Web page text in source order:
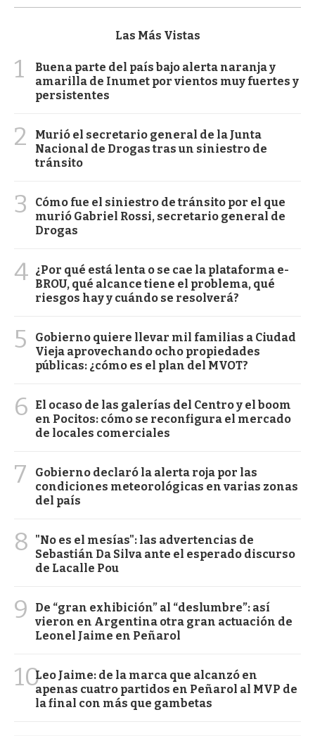
Las Más Vistas
1
Buena parte del país bajo alerta naranja y
amarilla de Inumet por vientos muy fuertes y
persistentes
2
Murió el secretario general de la Junta
Nacional de Drogas tras un siniestro de
tránsito
3
Cómo fue el siniestro de tránsito por el que
murió Gabriel Rossi, secretario general de
Drogas
4 ¿Por qué está lenta o se cae la plataforma e-
BROU, qué alcance tiene el problema, qué
riesgos hay y cuándo se resolverá?
5
Gobierno quiere llevar mil familias a Ciudad
Vieja aprovechando ocho propiedades
públicas: ¿cómo es el plan del MVOT?
6
El ocaso de las galerías del Centro y el boom
en Pocitos: cómo se reconfigura el mercado
de locales comerciales
7
Gobierno declaró la alerta roja por las
condiciones meteorológicas en varias zonas
del país
8
"No es el mesías": las advertencias de
Sebastián Da Silva ante el esperado discurso
de Lacalle Pou
9
De “gran exhibición” al “deslumbre”: así
vieron en Argentina otra gran actuación de
Leonel Jaime en Peñarol
10Leo Jaime: de la marca que alcanzó en
apenas cuatro partidos en Peñarol al MVP de
la final con más que gambetas